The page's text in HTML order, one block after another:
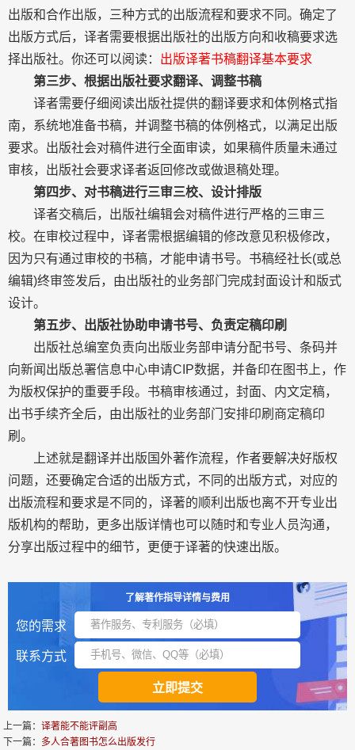
出版和合作出版，三种方式的出版流程和要求不同。确定了
出版方式后，译者需要根据出版社的出版方向和收稿要求选
择出版社。你还可以阅读： 出版译著书稿翻译基本要求
第三步、根据出版社要求翻译、调整书稿
译者需要仔细阅读出版社提供的翻译要求和体例格式指
南，系统地准备书稿，并调整书稿的体例格式，以满足出版
要求。出版社会对稿件进行全面审读，如果稿件质量未通过
审核，出版社会要求译者返回修改或做退稿处理。
第四步、对书稿进行三审三校、设计排版
译者交稿后，出版社编辑会对稿件进行严格的三审三
校。在审校过程中，译者需根据编辑的修改意见积极修改，
因为只有通过审校的书稿，才能申请书号。书稿经社长(或总
编辑)终审签发后，由出版社的业务部门完成封面设计和版式
设计。
第五步、出版社协助申请书号、负责定稿印刷
出版社总编室负责向出版业务部申请分配书号、条码并
向新闻出版总署信息中心申请CIP数据，并备印在图书上，作
为版权保护的重要手段。书稿审核通过，封面、内文定稿，
出书手续齐全后，由出版社的业务部门安排印刷商定稿印
刷。
上述就是翻译并出版国外著作流程，作者要解决好版权
问题，还要确定合适的出版方式，不同的出版方式，对应的
出版流程和要求是不同的，译著的顺利出版也离不开专业出
版机构的帮助，更多出版详情也可以随时和专业人员沟通，
分享出版过程中的细节，更便于译著的快速出版。
了解著作指导详情与费用
您的需求
联系方式
上一篇：译著能不能评副高
下一篇： 多人合著图书怎么出版发行